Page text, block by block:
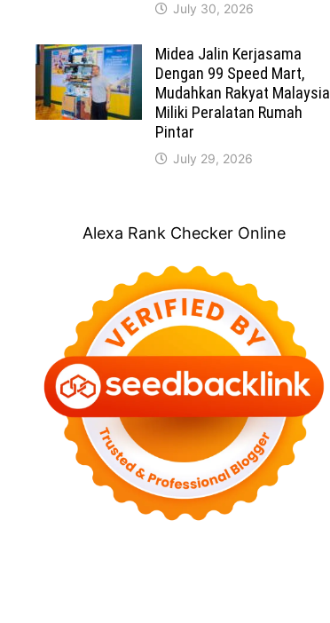
July 30, 2026
Midea Jalin Kerjasama
Dengan 99 Speed Mart,
Mudahkan Rakyat Malaysia
Miliki Peralatan Rumah
Pintar
July 29, 2026
Alexa Rank Checker Online